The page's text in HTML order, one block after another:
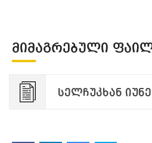
ᲛᲘᲛᲐᲒᲠᲔᲑᲣᲚᲘ
სელჩუკხან